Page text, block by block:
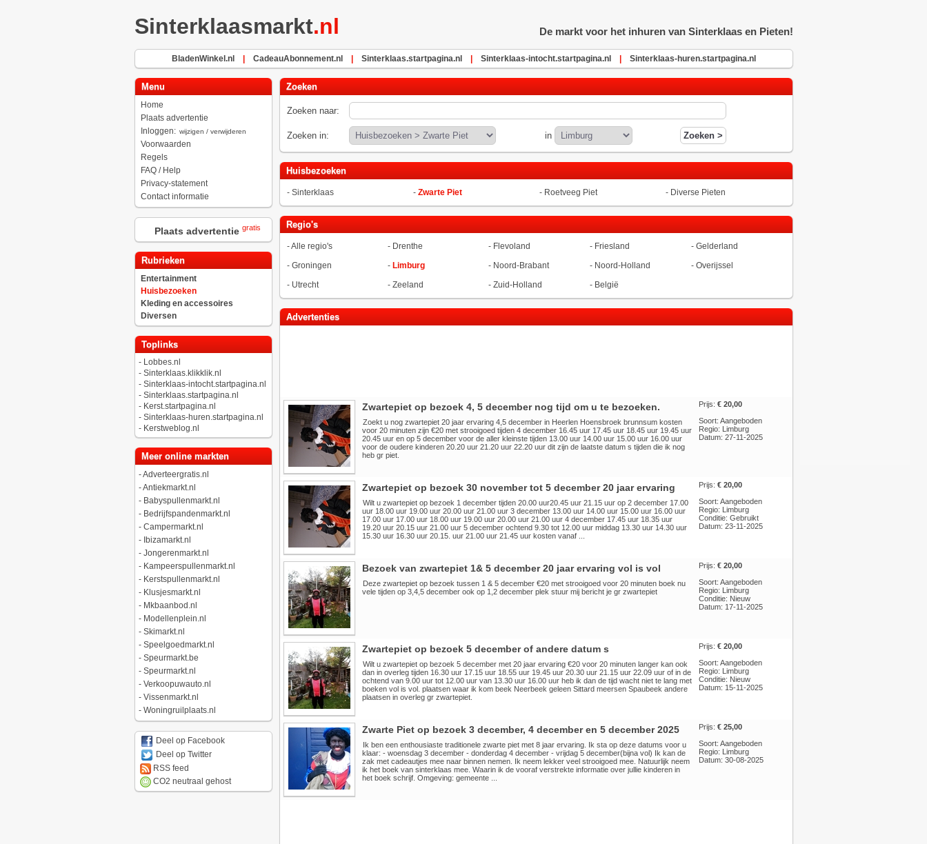
Sinterklaasmarkt.nl De markt voor het inhuren van Sinterklaas en Pieten!
BladenWinkel.nl CadeauAbonnement.nl Sinterklaas.startpagina.nl Sinterklaas-intocht.startpagina.nl Sinterklaas-huren.startpagina.nl
Menu
Home
Plaats advertentie
Inloggen: wijzigen / verwijderen
Voorwaarden
Regels
FAQ / Help
Privacy-statement
Contact informatie
Plaats advertentie gratis
Rubrieken
Entertainment
Huisbezoeken
Kleding en accessoires
Diversen
Toplinks
- Lobbes.nl
- Sinterklaas.klikklik.nl
- Sinterklaas-intocht.startpagina.nl
- Sinterklaas.startpagina.nl
- Kerst.startpagina.nl
- Sinterklaas-huren.startpagina.nl
- Kerstweblog.nl
Meer online markten
-Adverteergratis.nl
-Antiekmarkt.nl
- Babyspullenmarkt.nl
- Bedrijfspandenmarkt.nl
- Campermarkt.nl
- Ibizamarkt.nl
- Jongerenmarkt.nl
- Kampeerspullenmarkt.nl
- Kerstspullenmarkt.nl
- Klusjesmarkt.nl
- Mkbaanbod.nl
- Modellenplein.nl
- Skimarkt.nl
- Speelgoedmarkt.nl
- Speurmarkt.be
- Speurmarkt.nl
- Verkoopuwauto.nl
- Vissenmarkt.nl
- Woningruilplaats.nl
Deel op Facebook
Deel op Twitter
RSS feed
CO2 neutraal gehost
Zoeken
Zoeken naar:
Zoeken in: in
Huisbezoeken
- Sinterklaas - Zwarte Piet - Roetveeg Piet - Diverse Pieten
Regio's
-Alle regio's - Drenthe - Flevoland - Friesland - Gelderland
- Groningen - Limburg - Noord-Brabant - Noord-Holland - Overijssel
- Utrecht - Zeeland - Zuid-Holland - België
Advertenties
Zwartepiet op bezoek 4, 5 december nog tijd om u te bezoeken.
Zoekt u nog zwartepiet 20 jaar ervaring 4,5 december in Heerlen Hoensbroek brunnsum kosten
voor 20 minuten zijn €20 met strooigoed tijden 4 december 16.45 uur 17.45 uur 18.45 uur 19.45 uur
20.45 uur en op 5 december voor de aller kleinste tijden 13.00 uur 14.00 uur 15.00 uur 16.00 uur
voor de oudere kinderen 20.20 uur 21.20 uur 22.20 uur dit zijn de laatste datum s tijden die ik nog
heb gr piet.
Prijs: € 20,00
Soort: Aangeboden
Regio: Limburg
Datum: 27-11-2025
Zwartepiet op bezoek 30 november tot 5 december 20 jaar ervaring
Wilt u zwartepiet op bezoek 1 december tijden 20.00 uur20.45 uur 21.15 uur op 2 december 17.00
uur 18.00 uur 19.00 uur 20.00 uur 21.00 uur 3 december 13.00 uur 14.00 uur 15.00 uur 16.00 uur
17.00 uur 17.00 uur 18.00 uur 19.00 uur 20.00 uur 21.00 uur 4 december 17.45 uur 18.35 uur
19.20 uur 20.15 uur 21.00 uur 5 december ochtend 9.30 tot 12.00 uur middag 13.30 uur 14.30 uur
15.30 uur 16.30 uur 20.15. uur 21.00 uur 21.45 uur kosten vanaf ...
Prijs: € 20,00
Soort: Aangeboden
Regio: Limburg
Conditie: Gebruikt
Datum: 23-11-2025
Bezoek van zwartepiet 1& 5 december 20 jaar ervaring vol is vol
Deze zwartepiet op bezoek tussen 1 & 5 december €20 met strooigoed voor 20 minuten boek nu
vele tijden op 3,4,5 december ook op 1,2 december plek stuur mij bericht je gr zwartepiet
Prijs: € 20,00
Soort: Aangeboden
Regio: Limburg
Conditie: Nieuw
Datum: 17-11-2025
Zwartepiet op bezoek 5 december of andere datum s
Wilt u zwartepiet op bezoek 5 december met 20 jaar ervaring €20 voor 20 minuten langer kan ook
dan in overleg tijden 16.30 uur 17.15 uur 18.55 uur 19.45 uur 20.30 uur 21.15 uur 22.09 uur of in de
ochtend van 9.00 uur tot 12.00 uur van 13.30 uur 16.00 uur heb ik dan de tijd wacht niet te lang met
boeken vol is vol. plaatsen waar ik kom beek Neerbeek geleen Sittard meersen Spaubeek andere
plaatsen in overleg gr zwartepiet.
Prijs: € 20,00
Soort: Aangeboden
Regio: Limburg
Conditie: Nieuw
Datum: 15-11-2025
Zwarte Piet op bezoek 3 december, 4 december en 5 december 2025
Ik ben een enthousiaste traditionele zwarte piet met 8 jaar ervaring. Ik sta op deze datums voor u
klaar: - woensdag 3 december - donderdag 4 december - vrijdag 5 december(bijna vol) Ik kan de
zak met cadeautjes mee naar binnen nemen. Ik neem lekker veel strooigoed mee. Natuurlijk neem
ik het boek van sinterklaas mee. Waarin ik de vooraf verstrekte informatie over jullie kinderen in
het boek schrijf. Omgeving: gemeente ...
Prijs: € 25,00
Soort: Aangeboden
Regio: Limburg
Datum: 30-08-2025